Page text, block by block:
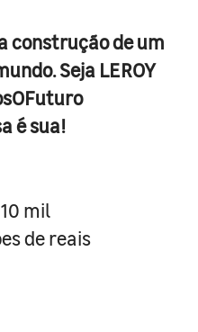
construção de um
Seja LEROY
é sua!
mil
de reais